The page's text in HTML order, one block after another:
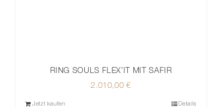
RING SOULS FLEX’IT MIT SAFIR
2.010,00€
Jetzt kaufen Details